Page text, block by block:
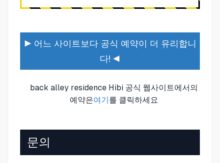
▶ 어느 사이트보다 공식 예약이 더 유리합니
다! ◀
back alley residence Hibi 공식 웹사이트에서의
예약은여기를 클릭하세요
문의